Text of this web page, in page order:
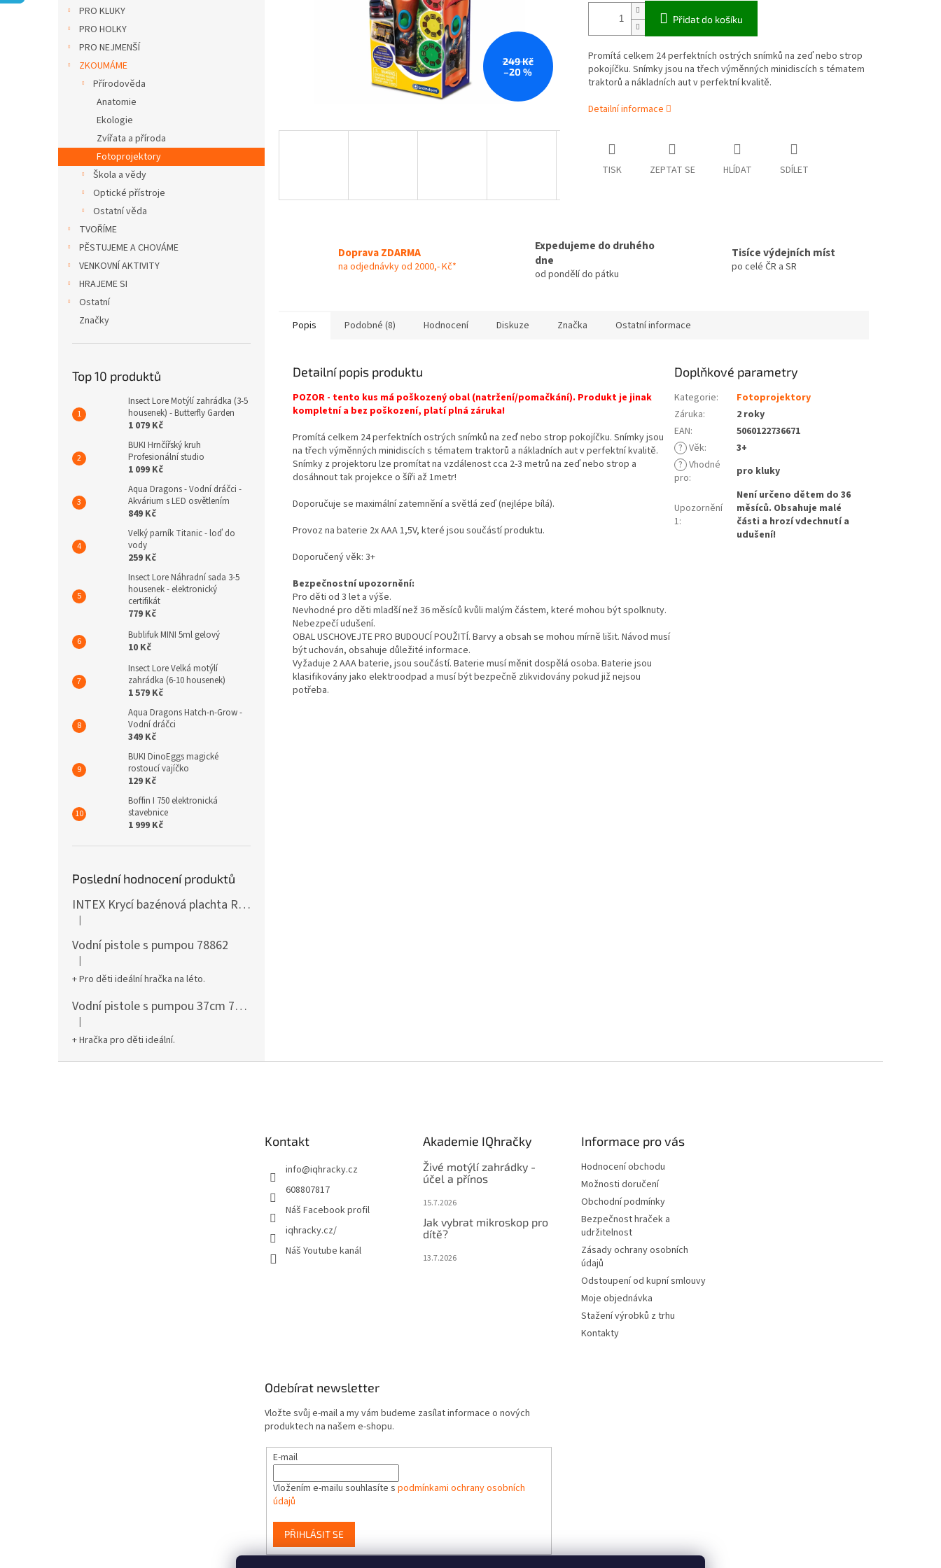
PRO KLUKY
PRO HOLKY
PRO NEJMENŠÍ
ZKOUMÁME
Přírodověda
Anatomie
Ekologie
Zvířata a příroda
Fotoprojektory
Škola a vědy
Optické přístroje
Ostatní věda
TVOŘÍME
PĚSTUJEME A CHOVÁME
VENKOVNÍ AKTIVITY
HRAJEME SI
Ostatní
Značky
Top 10 produktů
Insect Lore Motýlí zahrádka (3-5
housenek) - Butterfly Garden
1 079 Kč
BUKI Hrnčířský kruh
Profesionální studio
1 099 Kč
Aqua Dragons - Vodní dráčci -
Akvárium s LED osvětlením
849 Kč
Velký parník Titanic - loď do
vody
259 Kč
Insect Lore Náhradní sada 3-5
housenek - elektronický
certifikát
779 Kč
Bublifuk MINI 5ml gelový
10 Kč
Insect Lore Velká motýlí
zahrádka (6-10 housenek)
1 579 Kč
Aqua Dragons Hatch-n-Grow -
Vodní dráčci
349 Kč
BUKI DinoEggs magické
rostoucí vajíčko
129 Kč
Boffin I 750 elektronická
stavebnice
1 999 Kč
Poslední hodnocení produktů
INTEX Krycí bazénová plachta Round 305cm 28030
Hodnocení produktu je 5 z 5 hvězdiček.
|
Vodní pistole s pumpou 78862
Hodnocení produktu je 5 z 5 hvězdiček.
|
+ Pro děti ideální hračka na léto.
Vodní pistole s pumpou 37cm 78961
Hodnocení produktu je 5 z 5 hvězdiček.
|
+ Hračka pro děti ideální.
249 Kč
–20 %
Přidat do košíku
Promítá celkem 24 perfektních ostrých snímků na zeď nebo strop
pokojíčku. Snímky jsou na třech výměnných minidiscích s tématem
traktorů a nákladních aut v perfektní kvalitě.
Detailní informace
TISK ZEPTAT SE HLÍDAT SDÍLET
Doprava ZDARMA
na odjednávky od 2000,- Kč*
Expedujeme do druhého
dne
od pondělí do pátku
Tisíce výdejních míst
po celé ČR a SR
Popis Podobné (8) Hodnocení Diskuze Značka Ostatní informace
Detailní popis produktu
POZOR - tento kus má poškozený obal (natržení/pomačkání). Produkt je jinak
kompletní a bez poškození, platí plná záruka!
Promítá celkem 24 perfektních ostrých snímků na zeď nebo strop pokojíčku. Snímky jsou
na třech výměnných minidiscích s tématem traktorů a nákladních aut v perfektní kvalitě.
Snímky z projektoru lze promítat na vzdálenost cca 2-3 metrů na zeď nebo strop a
dosáhnout tak projekce o šíři až 1metr!
Doporučuje se maximální zatemnění a světlá zeď (nejlépe bílá).
Provoz na baterie 2x AAA 1,5V, které jsou součástí produktu.
Doporučený věk: 3+
Bezpečnostní upozornění:
Pro děti od 3 let a výše.
Nevhodné pro děti mladší než 36 měsíců kvůli malým částem, které mohou být spolknuty.
Nebezpečí udušení.
OBAL USCHOVEJTE PRO BUDOUCÍ POUŽITÍ. Barvy a obsah se mohou mírně lišit. Návod musí
být uchován, obsahuje důležité informace.
Vyžaduje 2 AAA baterie, jsou součástí. Baterie musí měnit dospělá osoba. Baterie jsou
klasifikovány jako elektroodpad a musí být bezpečně zlikvidovány pokud již nejsou
potřeba.
Doplňkové parametry
Kategorie:
Fotoprojektory
Záruka:
2 roky
EAN:
5060122736671
? Věk:
3+
? Vhodné
pro: pro kluky
Upozornění
1:
Není určeno dětem do 36
měsíců. Obsahuje malé
části a hrozí vdechnutí a
udušení!
Kontakt
info@iqhracky.cz
608807817
Náš Facebook profil
iqhracky.cz/
Náš Youtube kanál
Akademie IQhračky
Živé motýlí zahrádky -
účel a přínos
15.7.2026
Jak vybrat mikroskop pro
dítě?
13.7.2026
Informace pro vás
Hodnocení obchodu
Možnosti doručení
Obchodní podmínky
Bezpečnost hraček a
udržitelnost
Zásady ochrany osobních
údajů
Odstoupení od kupní smlouvy
Moje objednávka
Stažení výrobků z trhu
Kontakty
Odebírat newsletter
Vložte svůj e-mail a my vám budeme zasílat informace o nových
produktech na našem e-shopu.
E-mail
Vložením e-mailu souhlasíte s podmínkami ochrany osobních
údajů
PŘIHLÁSIT SE